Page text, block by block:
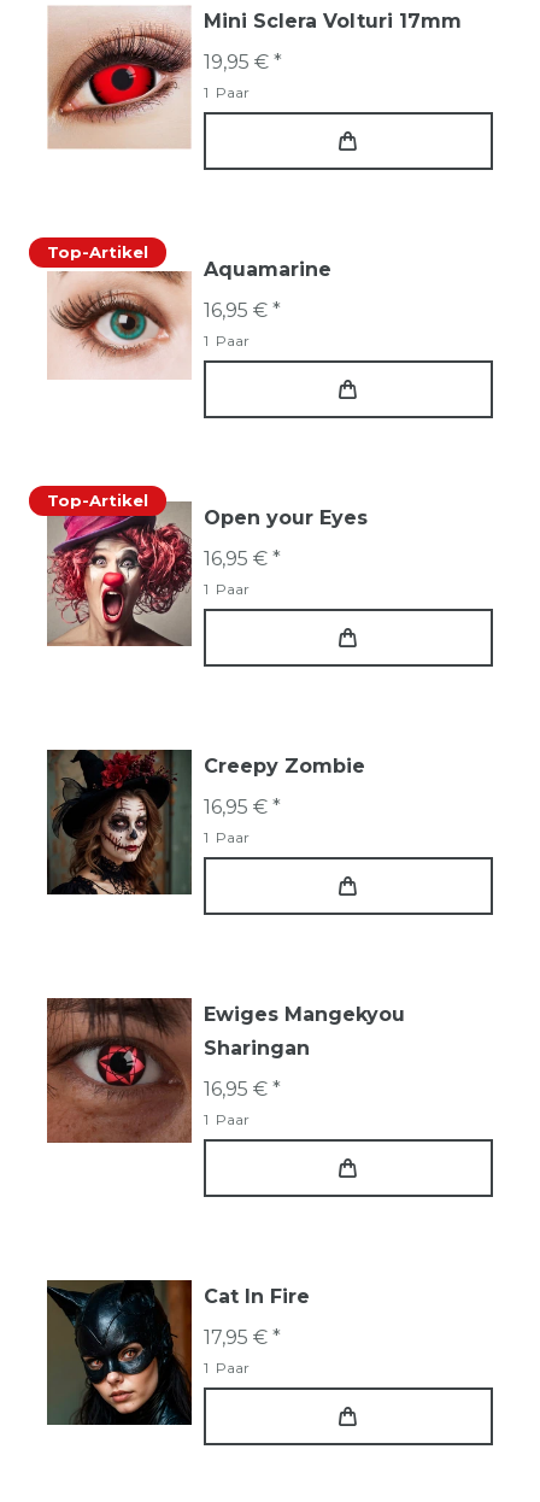
Mini Sclera Volturi 17mm
19,95 € *
1 Paar
Top-Artikel
Aquamarine
16,95 € *
1 Paar
Top-Artikel
Open your Eyes
16,95 € *
1 Paar
Creepy Zombie
16,95 € *
1 Paar
Ewiges Mangekyou
Sharingan
16,95 € *
1 Paar
Cat In Fire
17,95 € *
1 Paar